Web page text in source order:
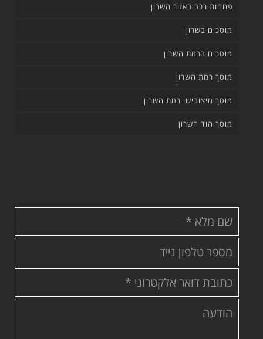
פחחות רכב באזור השרון
מוסכים בשרון
מוסכים ברמת השרון
מוסך רמת השרון
מוסך מיצובישי רמת השרון
מוסך הוד השרון